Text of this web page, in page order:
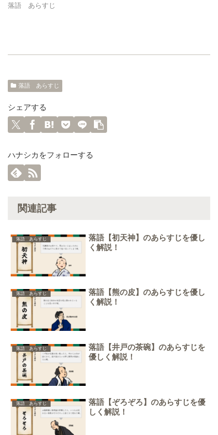
落語 あらすじ
落語 あらすじ
シェアする
ハナシカをフォローする
関連記事
落語 あらすじ
落語【初天神】のあらすじを優し
く解説！
落語 あらすじ
落語【熊の皮】のあらすじを優し
く解説！
落語 あらすじ
落語【井戸の茶碗】のあらすじを
優しく解説！
落語 あらすじ
落語【ぞろぞろ】のあらすじを優
しく解説！